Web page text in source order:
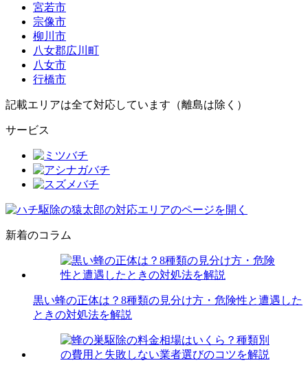
宮若市
宗像市
柳川市
八女郡広川町
八女市
行橋市
記載エリアは全て対応しています（離島は除く）
サービス
新着のコラム
黒い蜂の正体は？8種類の見分け方・危険性と遭遇した
ときの対処法を解説